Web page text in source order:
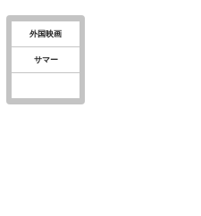
外国映画
サマー